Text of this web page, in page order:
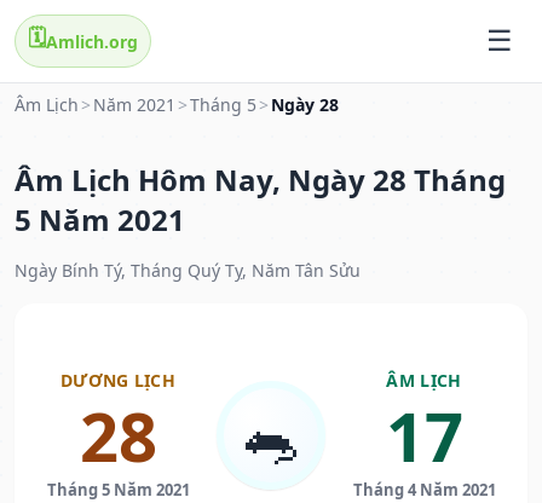
🗓️Amlich.org
Âm Lịch > Năm 2021 >Tháng 5 > Ngày 28
Âm Lịch Hôm Nay, Ngày 28 Tháng
5 Năm 2021
Ngày Bính Tý, Tháng Quý Tỵ, Năm Tân Sửu
DƯƠNG LỊCH
28
Tháng 5 Năm 2021
🐀
ÂM LỊCH
17
Tháng 4 Năm 2021